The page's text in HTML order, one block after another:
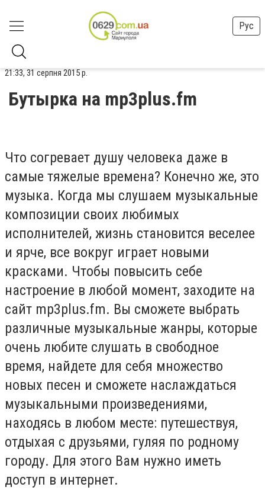
Рус
21:33, 31 серпня 2015 р.
Бутырка на mp3plus.fm
Что согревает душу человека даже в
самые тяжелые времена? Конечно же, это
музыка. Когда мы слушаем музыкальные
композиции своих любимых
исполнителей, жизнь становится веселее
и ярче, все вокруг играет новыми
красками. Чтобы повысить себе
настроение в любой момент, заходите на
сайт mp3plus.fm. Вы сможете выбрать
различные музыкальные жанры, которые
очень любите слушать в свободное
время, найдете для себя множество
новых песен и сможете наслаждаться
музыкальными произведениями,
находясь в любом месте: путешествуя,
отдыхая с друзьями, гуляя по родному
городу. Для этого Вам нужно иметь
доступ в интернет.